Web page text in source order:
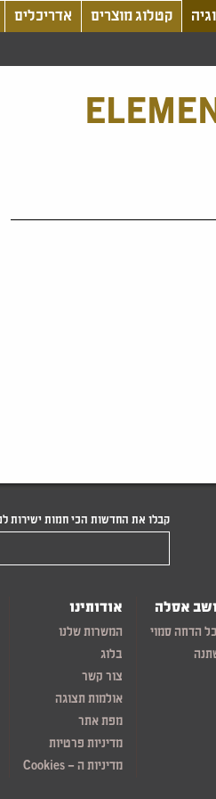
קטלוג מוצרים אדריכלים
קבלו את החדשות הכי חמות ישירות
אסלה
הדחה סמוי
אודותינו
המשרות שלנו
בלוג
צור קשר
אולמות תצוגה
מפת אתר
מדיניות פרטיות
מדיניות ה – Cookies